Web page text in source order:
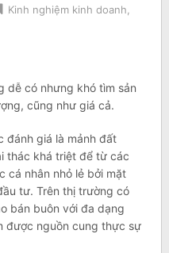
Kinh nghiệm kinh doanh,
dễ có nhưng khó tìm sản
cũng như giá cả.
đánh giá là mảnh đất
thác khá triệt để từ các
cá nhân nhỏ lẻ bởi mặt
tư. Trên thị trường có
bán buôn với đa dạng
được nguồn cung thực sự